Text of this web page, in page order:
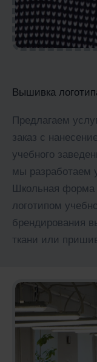
Вышивка
Предлагаем
заказ с
учебного
мы разработаем
Школьная форма
логотипом
брендирования
ткани или